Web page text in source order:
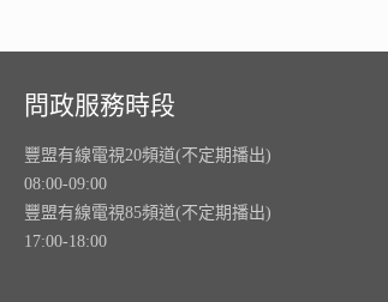
問政服務時段
豐盟有線電視20頻道(不定期播出)
08:00-09:00
豐盟有線電視85頻道(不定期播出)
17:00-18:00